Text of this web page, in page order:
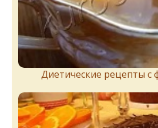
Диетические рецепты с